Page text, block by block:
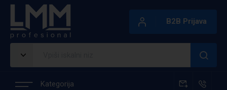
B2B Prijava
Kategorija